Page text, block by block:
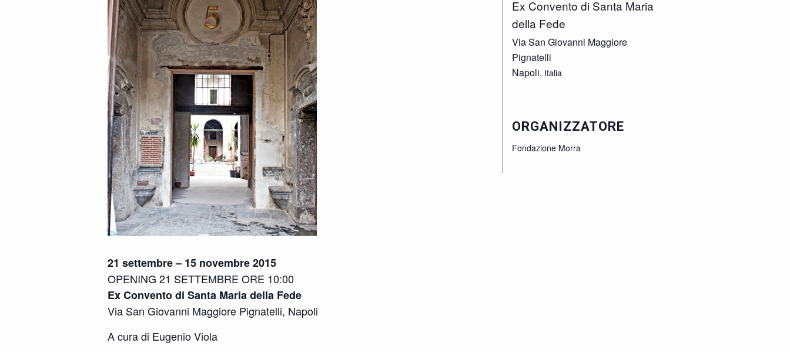
21 settembre – 15 novembre 2015
OPENING 21 SETTEMBRE ORE 10:00
Ex Convento di Santa Maria della Fede
Via San Giovanni Maggiore Pignatelli, Napoli
A cura di Eugenio Viola
Ex Convento di Santa Maria
della Fede
Via San Giovanni Maggiore
Pignatelli
Napoli, Italia
ORGANIZZATORE
Fondazione Morra